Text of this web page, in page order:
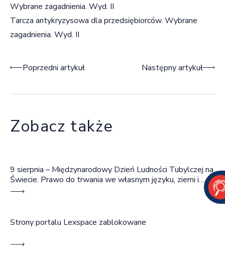
Wybrane zagadnienia. Wyd. II
Tarcza antykryzysowa dla przedsiębiorców. Wybrane
zagadnienia. Wyd. II
Nawigacja wpisu
Poprzedni artykuł Następny artykuł
Zobacz także
9 sierpnia – Międzynarodowy Dzień Ludności Tubylczej na
Świecie. Prawo do trwania we własnym języku, ziemi i
wspólnocie
Strony portalu Lexspace zablokowane